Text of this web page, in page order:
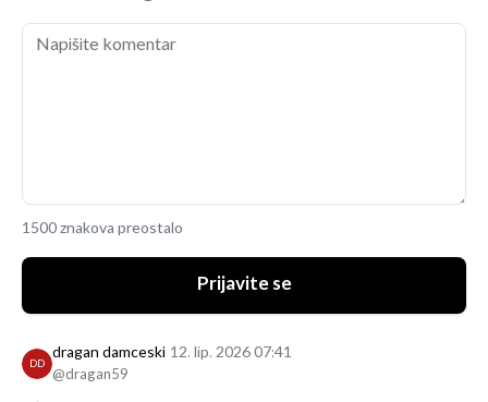
1500 znakova preostalo
Prijavite se
DD
dragan damceski
@dragan59
12. lip. 2026 07:41